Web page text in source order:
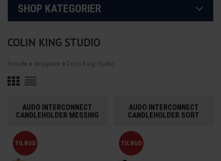
SHOP KATEGORIER
COLIN KING STUDIO
Forside » designere » Colin King Studio
AUDO INTERCONNECT
CANDLEHOLDER MESSING
AUDO INTERCONNECT
CANDLEHOLDER SORT